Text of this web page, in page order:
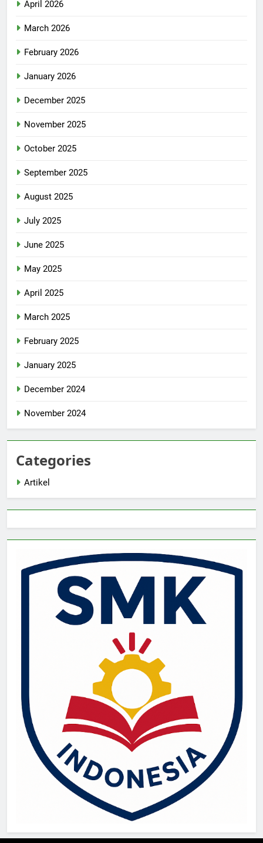
April 2026
March 2026
February 2026
January 2026
December 2025
November 2025
October 2025
September 2025
August 2025
July 2025
June 2025
May 2025
April 2025
March 2025
February 2025
January 2025
December 2024
November 2024
Categories
Artikel